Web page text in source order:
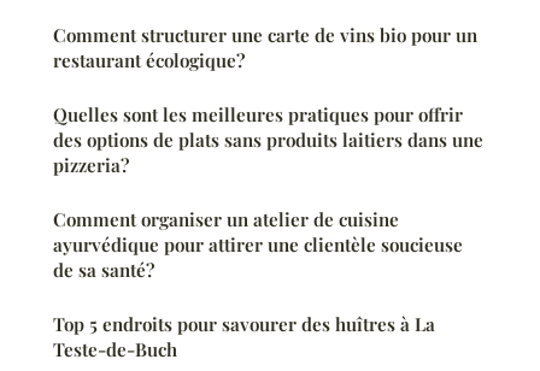
Comment structurer une carte de vins bio pour un
restaurant écologique?
Quelles sont les meilleures pratiques pour offrir
des options de plats sans produits laitiers dans une
pizzeria?
Comment organiser un atelier de cuisine
ayurvédique pour attirer une clientèle soucieuse
de sa santé?
Top 5 endroits pour savourer des huîtres à La
Teste-de-Buch